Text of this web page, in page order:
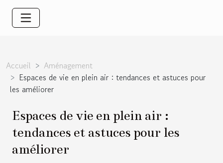
Accueil
Aménagement
Espaces de vie en plein air : tendances et astuces pour
les améliorer
Espaces de vie en plein air :
tendances et astuces pour les
améliorer